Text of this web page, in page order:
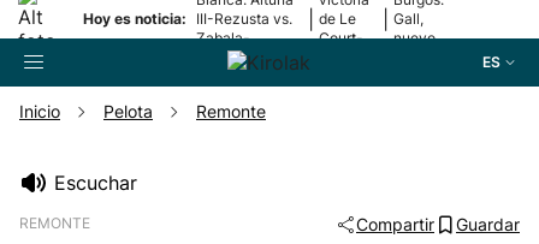
Hoy es noticia:
III-Rezusta vs.
Zabala-
Zabaleta
de Le
Court-
Gall,
nuevo
ES
Inicio Pelota Remonte
Escuchar
REMONTE Compartir Guardar